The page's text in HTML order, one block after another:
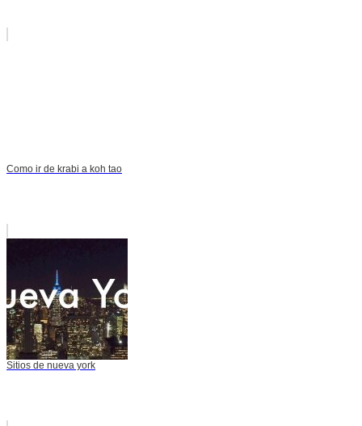
Como ir de krabi a koh tao
Sitios de nueva york